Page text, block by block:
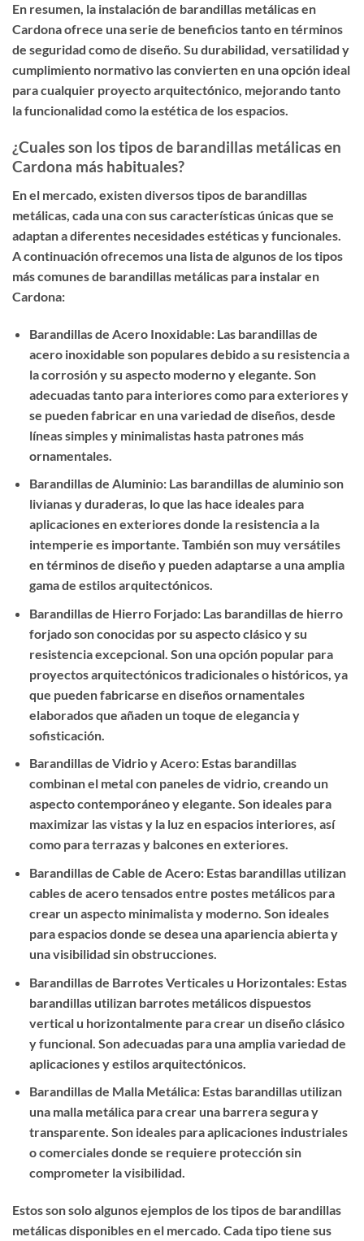
En resumen, la instalación de barandillas metálicas en
Cardona ofrece una serie de beneficios tanto en términos
de seguridad como de diseño. Su durabilidad, versatilidad y
cumplimiento normativo las convierten en una opción ideal
para cualquier proyecto arquitectónico, mejorando tanto
la funcionalidad como la estética de los espacios.
¿Cuales son los tipos de barandillas metálicas en
Cardona más habituales?
En el mercado, existen diversos tipos de barandillas
metálicas, cada una con sus características únicas que se
adaptan a diferentes necesidades estéticas y funcionales.
A continuación ofrecemos una lista de algunos de los tipos
más comunes de barandillas metálicas para instalar en
Cardona:
Barandillas de Acero Inoxidable: Las barandillas de
acero inoxidable son populares debido a su resistencia a
la corrosión y su aspecto moderno y elegante. Son
adecuadas tanto para interiores como para exteriores y
se pueden fabricar en una variedad de diseños, desde
líneas simples y minimalistas hasta patrones más
ornamentales.
Barandillas de Aluminio: Las barandillas de aluminio son
livianas y duraderas, lo que las hace ideales para
aplicaciones en exteriores donde la resistencia a la
intemperie es importante. También son muy versátiles
en términos de diseño y pueden adaptarse a una amplia
gama de estilos arquitectónicos.
Barandillas de Hierro Forjado: Las barandillas de hierro
forjado son conocidas por su aspecto clásico y su
resistencia excepcional. Son una opción popular para
proyectos arquitectónicos tradicionales o históricos, ya
que pueden fabricarse en diseños ornamentales
elaborados que añaden un toque de elegancia y
sofisticación.
Barandillas de Vidrio y Acero: Estas barandillas
combinan el metal con paneles de vidrio, creando un
aspecto contemporáneo y elegante. Son ideales para
maximizar las vistas y la luz en espacios interiores, así
como para terrazas y balcones en exteriores.
Barandillas de Cable de Acero: Estas barandillas utilizan
cables de acero tensados entre postes metálicos para
crear un aspecto minimalista y moderno. Son ideales
para espacios donde se desea una apariencia abierta y
una visibilidad sin obstrucciones.
Barandillas de Barrotes Verticales u Horizontales: Estas
barandillas utilizan barrotes metálicos dispuestos
vertical u horizontalmente para crear un diseño clásico
y funcional. Son adecuadas para una amplia variedad de
aplicaciones y estilos arquitectónicos.
Barandillas de Malla Metálica: Estas barandillas utilizan
una malla metálica para crear una barrera segura y
transparente. Son ideales para aplicaciones industriales
o comerciales donde se requiere protección sin
comprometer la visibilidad.
Estos son solo algunos ejemplos de los tipos de barandillas
metálicas disponibles en el mercado. Cada tipo tiene sus